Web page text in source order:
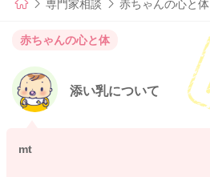
専門家相談 赤ちゃんの心と体
赤ちゃんの心と体
添い乳について
mt